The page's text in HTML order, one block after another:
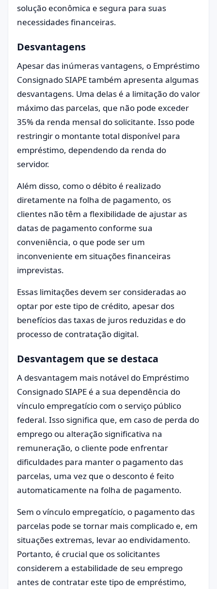
solução econômica e segura para suas
necessidades financeiras.
Desvantagens
Apesar das inúmeras vantagens, o Empréstimo
Consignado SIAPE também apresenta algumas
desvantagens. Uma delas é a limitação do valor
máximo das parcelas, que não pode exceder
35% da renda mensal do solicitante. Isso pode
restringir o montante total disponível para
empréstimo, dependendo da renda do
servidor.
Além disso, como o débito é realizado
diretamente na folha de pagamento, os
clientes não têm a flexibilidade de ajustar as
datas de pagamento conforme sua
conveniência, o que pode ser um
inconveniente em situações financeiras
imprevistas.
Essas limitações devem ser consideradas ao
optar por este tipo de crédito, apesar dos
benefícios das taxas de juros reduzidas e do
processo de contratação digital.
Desvantagem que se destaca
A desvantagem mais notável do Empréstimo
Consignado SIAPE é a sua dependência do
vínculo empregatício com o serviço público
federal. Isso significa que, em caso de perda do
emprego ou alteração significativa na
remuneração, o cliente pode enfrentar
dificuldades para manter o pagamento das
parcelas, uma vez que o desconto é feito
automaticamente na folha de pagamento.
Sem o vínculo empregatício, o pagamento das
parcelas pode se tornar mais complicado e, em
situações extremas, levar ao endividamento.
Portanto, é crucial que os solicitantes
considerem a estabilidade de seu emprego
antes de contratar este tipo de empréstimo,